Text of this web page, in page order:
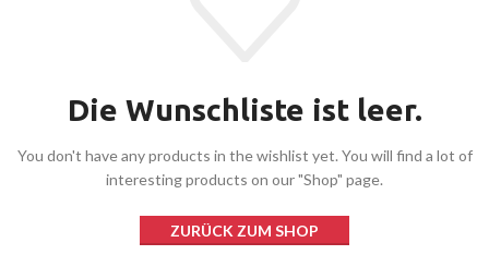
Die Wunschliste ist leer.
You don't have any products in the wishlist yet. You will find a lot of
interesting products on our "Shop" page.
ZURÜCK ZUM SHOP